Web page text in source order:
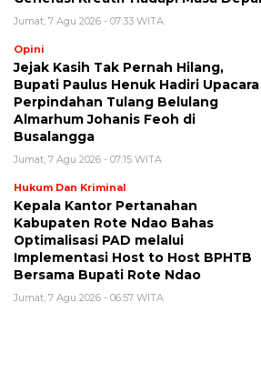
Jumat, 7 Agu 2026 - 07:33 WITA
Opini
Jejak Kasih Tak Pernah Hilang,
Bupati Paulus Henuk Hadiri Upacara
Perpindahan Tulang Belulang
Almarhum Johanis Feoh di
Busalangga
Jumat, 7 Agu 2026 - 07:15 WITA
Hukum Dan Kriminal
Kepala Kantor Pertanahan
Kabupaten Rote Ndao Bahas
Optimalisasi PAD melalui
Implementasi Host to Host BPHTB
Bersama Bupati Rote Ndao
Jumat, 7 Agu 2026 - 06:57 WITA